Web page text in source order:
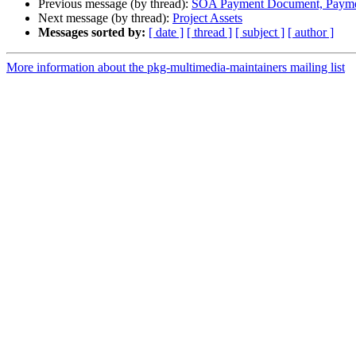
Previous message (by thread): SOA Payment Document,
Next message (by thread): Project Assets
Messages sorted by: [ date ] [ thread ] [ subject ] [ author ]
More information about the pkg-multimedia-maintainers mailing list